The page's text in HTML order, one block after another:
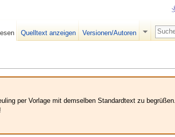
per Vorlage mit demselben Standardtext zu
Quelltext anzeigen Versionen/Autoren